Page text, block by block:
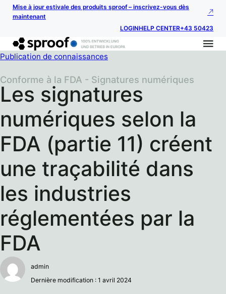
Mise à jour estivale des produits sproof – inscrivez-vous dès
maintenant
LOGINHELP CENTER+43 50423
Publication de connaissances
Les signatures
numériques selon la
FDA (partie 11) créent
une traçabilité dans
les industries
réglementées par la
FDA
Conforme à la FDA - Signatures numériques
admin
Dernière modification : 1 avril 2024